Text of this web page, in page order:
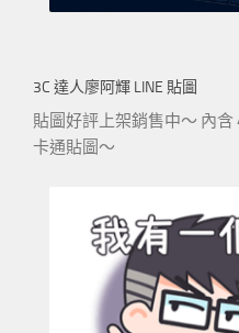
3C 達人廖阿輝 LINE 貼圖
貼圖好評上架銷售中～ 內含
卡通貼圖～